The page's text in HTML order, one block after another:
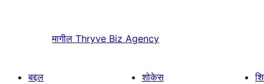
मागील Thryve Biz Agency
बद्दल शोकेस